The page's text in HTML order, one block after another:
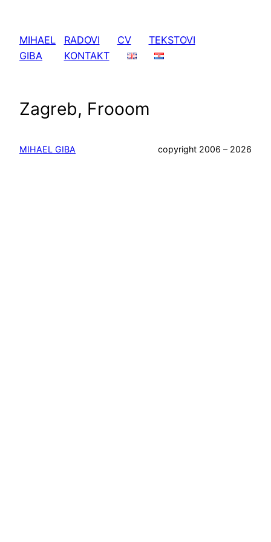
sadržaja
MIHAEL
GIBA
RADOVI CV
TEKSTOVI
KONTAKT
Zagreb, Frooom
MIHAEL GIBA copyright 2006 – 2026